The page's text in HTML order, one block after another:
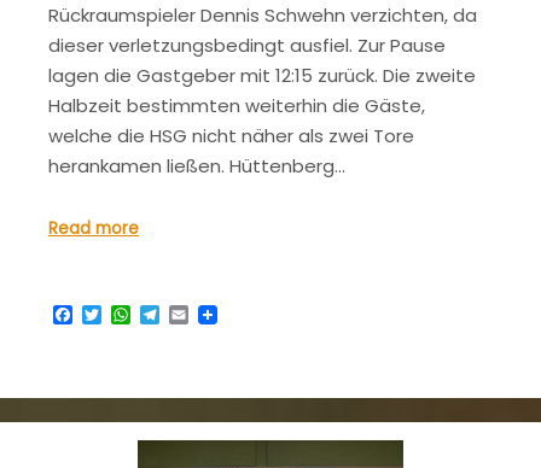
Rückraumspieler Dennis Schwehn verzichten, da
dieser verletzungsbedingt ausfiel. Zur Pause
lagen die Gastgeber mit 12:15 zurück. Die zweite
Halbzeit bestimmten weiterhin die Gäste,
welche die HSG nicht näher als zwei Tore
herankamen ließen. Hüttenberg…
Read more
Facebook
TwitterWhatsApp
Telegram
Email